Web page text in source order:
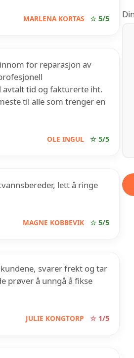
MARLENA KORTAS ☆ 5/5
for reparasjon av
avtalt tid og fakturerte iht.
til alle som trenger en
OLE INGUL ☆ 5/5
lett å ringe
MAGNE KOBBEVIK ☆ 5/5
svarer frekt og tar
prøver å unngå å fikse
JULIE KONGTORP ☆ 1/5